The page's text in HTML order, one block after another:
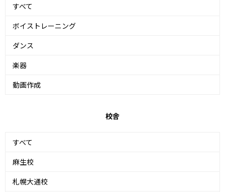
すべて
ボイストレーニング
ダンス
楽器
動画作成
校舎
すべて
麻生校
札幌大通校